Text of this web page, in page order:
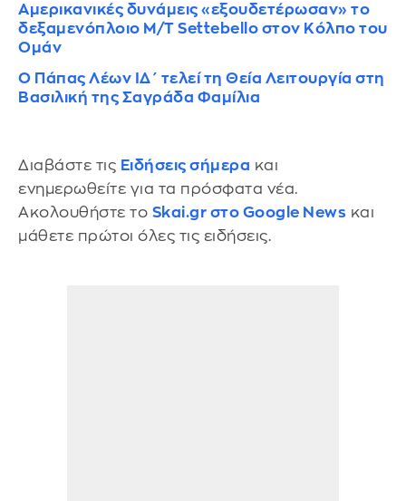
Αμερικανικές δυνάμεις «εξουδετέρωσαν» το
δεξαμενόπλοιο M/T Settebello στον Κόλπο του
Ομάν
Ο Πάπας Λέων ΙΔ΄ τελεί τη Θεία Λειτουργία στη
Βασιλική της Σαγράδα Φαμίλια
Διαβάστε τις Ειδήσεις σήμερα και
ενημερωθείτε για τα πρόσφατα νέα.
Ακολουθήστε το Skai.gr στο Google News και
μάθετε πρώτοι όλες τις ειδήσεις.